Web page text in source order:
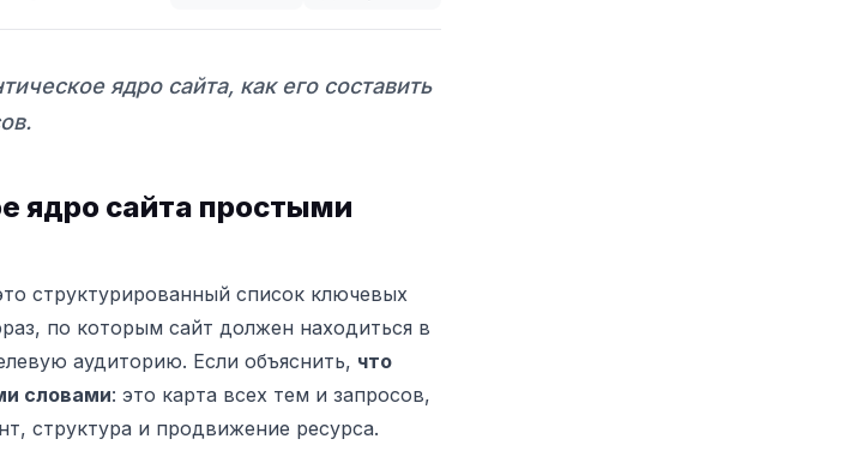
ядро сайта, как его составить
ядро сайта простыми
структурированный список ключевых
по которым сайт должен находиться в
аудиторию. Если объяснить, что
словами: это карта всех тем и запросов,
структура и продвижение ресурса.